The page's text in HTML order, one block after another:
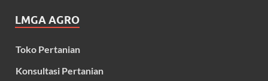
LMGA AGRO
Toko Pertanian
Konsultasi Pertanian